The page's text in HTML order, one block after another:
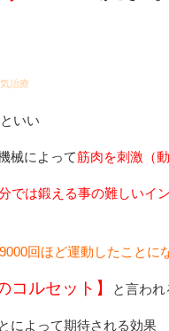
治療
いい
械によって筋肉を刺激（
では鍛える事の難しいイ
回ほど運動したことに
コルセット】 と言わ
によって期待される効果